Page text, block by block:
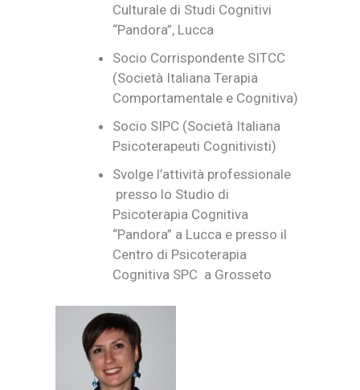
Culturale di Studi Cognitivi
“Pandora”, Lucca
Socio Corrispondente SITCC
(Società Italiana Terapia
Comportamentale e Cognitiva)
Socio SIPC (Società Italiana
Psicoterapeuti Cognitivisti)
Svolge l’attività professionale
presso lo Studio di
Psicoterapia Cognitiva
“Pandora” a Lucca e presso il
Centro di Psicoterapia
Cognitiva SPC a Grosseto